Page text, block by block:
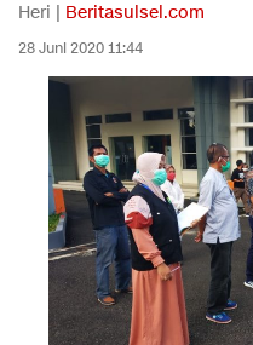
Heri | Beritasulsel.com
28 Juni 2020 11:44